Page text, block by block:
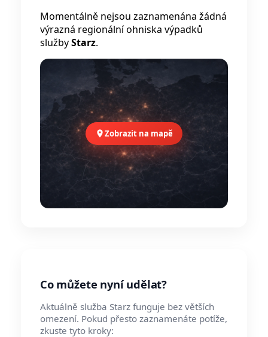
Momentálně nejsou zaznamenána žádná
výrazná regionální ohniska výpadků
službyStarz.
Zobrazit na mapě
Co můžete nyní udělat?
Aktuálně služba Starz funguje bez větších
omezení. Pokud přesto zaznamenáte potíže,
zkuste tyto kroky: